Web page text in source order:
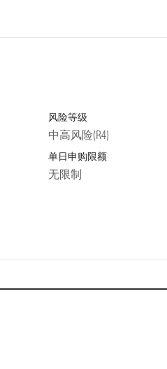
风险等级
中高风险(R4)
单日申购限额
无限制